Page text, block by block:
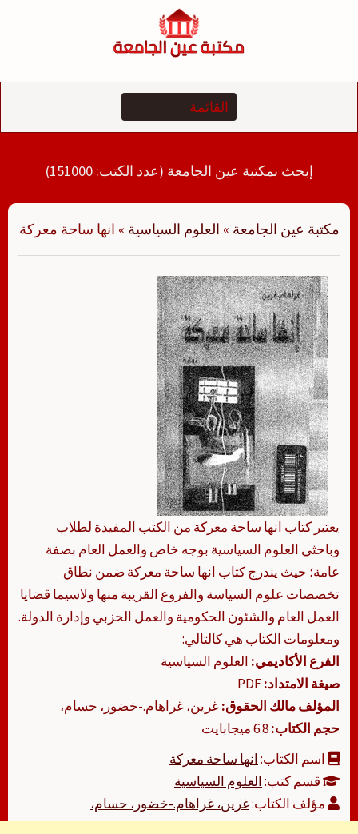
إبحث بمكتبة عين الجامعة (عدد الكتب: 151000)
مكتبة عين الجامعة » العلوم السياسية » انها ساحة معركة
يعتبر كتاب انها ساحة معركة من الكتب المفيدة لطلاب
وباحثي العلوم السياسية بوجه خاص والعمل العام بصفة
عامة؛ حيث يندرج كتاب انها ساحة معركة ضمن نطاق
تخصصات علوم السياسة والفروع القريبة منها ولاسيما قضايا
العمل العام والشئون الحكومية والعمل الحزبي وإدارة الدولة.
ومعلومات الكتاب هي كالتالي:
الفرع الأكاديمي: العلوم السياسية
صيغة الامتداد:
المؤلف مالك الحقوق:غرين، غراهام.-خضور، حسام،
حجم الكتاب:
اسم الكتاب:انها ساحة معركة
قسم كتب:العلوم السياسية
مؤلف الكتاب:غرين، غراهام.-خضور، حسام،